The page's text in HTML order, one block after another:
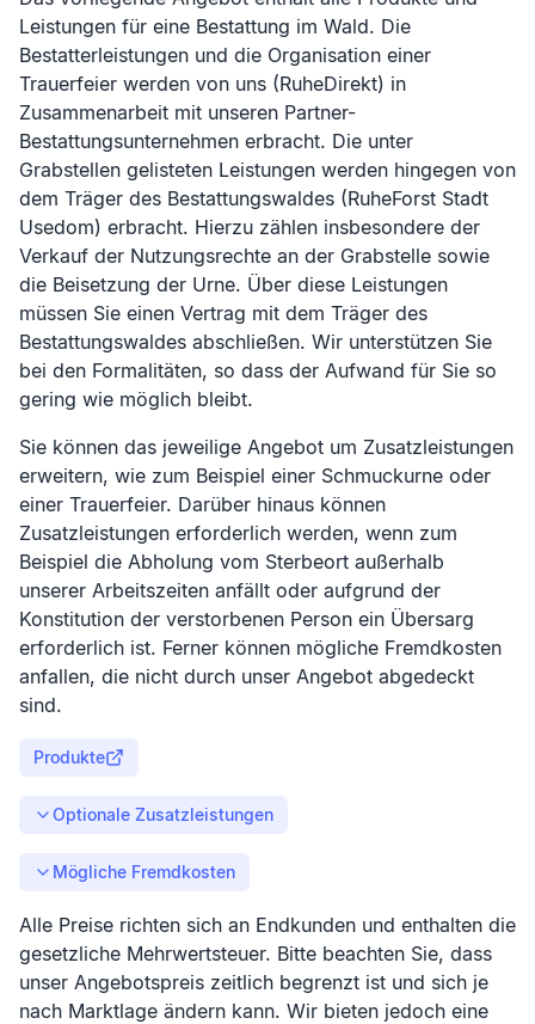
Leistungen für eine Bestattung im Wald. Die
Bestatterleistungen und die Organisation einer
Trauerfeier werden von uns (RuheDirekt) in
Zusammenarbeit mit unseren Partner-
Bestattungsunternehmen erbracht. Die unter
Grabstellen gelisteten Leistungen werden hingegen von
dem Träger des Bestattungswaldes (RuheForst Stadt
Usedom) erbracht. Hierzu zählen insbesondere der
Verkauf der Nutzungsrechte an der Grabstelle sowie
die Beisetzung der Urne. Über diese Leistungen
müssen Sie einen Vertrag mit dem Träger des
Bestattungswaldes abschließen. Wir unterstützen Sie
bei den Formalitäten, so dass der Aufwand für Sie so
gering wie möglich bleibt.
Sie können das jeweilige Angebot um Zusatzleistungen
erweitern, wie zum Beispiel einer Schmuckurne oder
einer Trauerfeier. Darüber hinaus können
Zusatzleistungen erforderlich werden, wenn zum
Beispiel die Abholung vom Sterbeort außerhalb
unserer Arbeitszeiten anfällt oder aufgrund der
Konstitution der verstorbenen Person ein Übersarg
erforderlich ist. Ferner können mögliche Fremdkosten
anfallen, die nicht durch unser Angebot abgedeckt
sind.
Produkte
Optionale Zusatzleistungen
Mögliche Fremdkosten
Alle Preise richten sich an Endkunden und enthalten die
gesetzliche Mehrwertsteuer. Bitte beachten Sie, dass
unser Angebotspreis zeitlich begrenzt ist und sich je
nach Marktlage ändern kann. Wir bieten jedoch eine